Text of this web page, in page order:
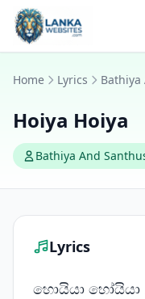
Skip to content
Home Lyrics Bathiya
Hoiya Hoiya
Bathiya And
Lyrics
හොයියා හෝයියා